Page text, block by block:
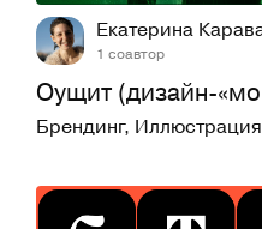
Екатерина
1 соавтор
Оущит (дизайн-
Брендинг, Иллюстрация